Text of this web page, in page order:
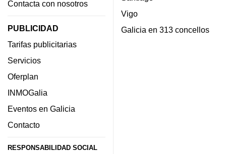
Contacta con nosotros
PUBLICIDAD
Tarifas publicitarias
Servicios
Oferplan
INMOGalia
Eventos en Galicia
Contacto
RESPONSABILIDAD SOCIAL
Vigo
Galicia en 313 concellos